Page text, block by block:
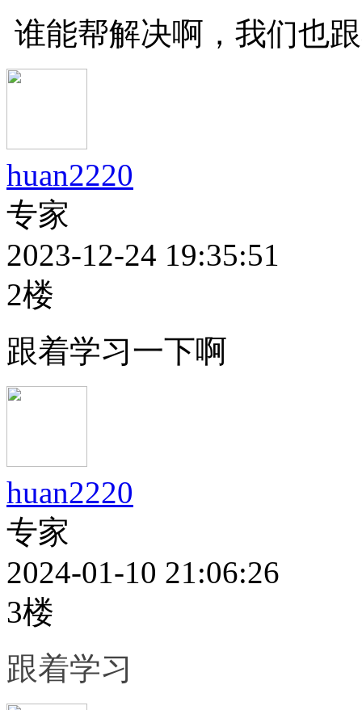
谁能帮解决啊，我们也
huan2220
专家
2023-12-24 19:35:51
2楼
跟着学习一下啊
huan2220
专家
2024-01-10 21:06:26
3楼
跟着学习